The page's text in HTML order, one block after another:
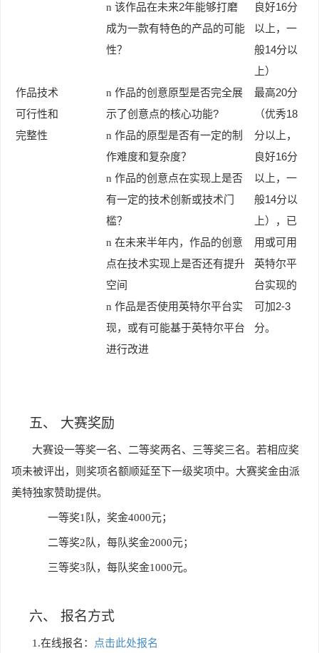
n 该作品在未来2年能够打磨
成为一款有特色的产品的可能
性？
良好16分
以上，一
般14分以
上）
作品技术
可行性和
完整性
n 作品的创意原型是否完全展
示了创意点的核心功能?
n 作品的原型是否有一定的制
作难度和复杂度？
n 作品的创意点在实现上是否
有一定的技术创新或技术门
槛？
n 在未来半年内，作品的创意
点在技术实现上是否还有提升
空间
n 作品是否使用英特尔平台实
现，或有可能基于英特尔平台
进行改进
最高20分
（优秀18
分以上，
良好16分
以上，一
般14分以
上），已
用或可用
英特尔平
台实现的
可加2-3
分。
五、 大赛奖励
大赛设一等奖一名、二等奖两名、三等奖三名。若相应奖
项未被评出，则奖项名额顺延至下一级奖项中。大赛奖金由派
美特独家赞助提供。
一等奖1队，奖金4000元；
二等奖2队，每队奖金2000元；
三等奖3队，每队奖金1000元。
六、 报名方式
1.在线报名： 点击此处报名